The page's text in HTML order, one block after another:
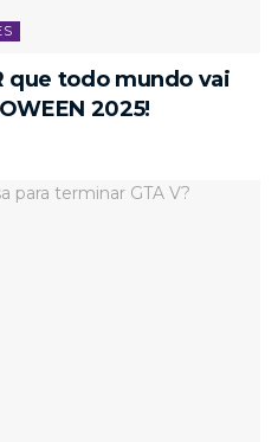
que todo mundo vai
2025!